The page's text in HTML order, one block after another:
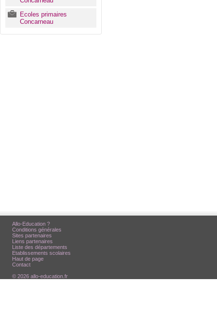
Ecoles primaires
Concarneau
Allo-Education ?
Conditions générales
Sites partenaires
Liens partenaires
Liste des départements
Etablissements scolaires
Haut de page
Contact
© 2026 allo-education.fr